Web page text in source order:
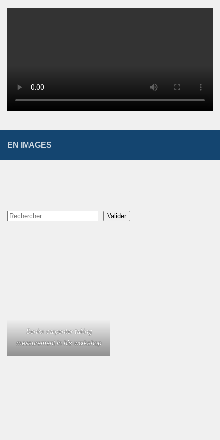
EN IMAGES
Rechercher Valider
Senior carpenter taking
measurement in his workshop